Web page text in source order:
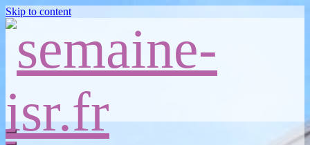
Skip to content